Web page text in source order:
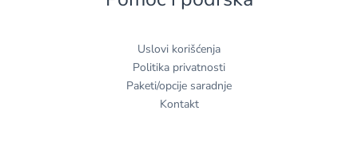
Uslovi korišćenja
Politika privatnosti
Paketi/opcije saradnje
Kontakt